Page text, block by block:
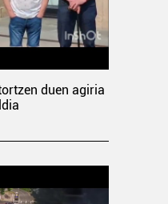
duen agiria